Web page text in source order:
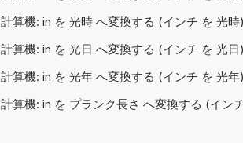
計算機: in を 光時 へ変換する (インチ を 光時)
計算機: in を 光日 へ変換する (インチ を 光日)
計算機: in を 光年 へ変換する (インチ を 光年)
計算機: in を プランク長さ へ変換する (イン